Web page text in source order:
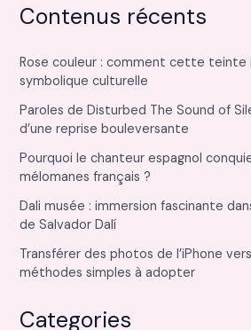
Contenus récents
Rose couleur : comment cette teinte
symbolique culturelle
Paroles de Disturbed The Sound of
d’une reprise bouleversante
Pourquoi le chanteur espagnol
mélomanes français ?
Dali musée : immersion fascinante
de Salvador Dalí
Transférer des photos de l’iPhone
méthodes simples à adopter
Categories